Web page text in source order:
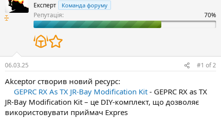
н
н
я
и
н
Експерт Команда форуму
Репутація:
06.03.25 #1 of2
Akceptor створив новий ресурс:
GEPRC RX As TX JR-Bay Modification Kit - GEPRC RX as TX
JR-Bay Modification Kit – це DIY-комплект, що дозволяє
використовувати приймач Expres